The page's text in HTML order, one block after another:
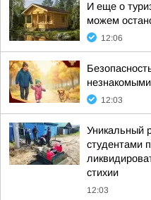
И еще о
можем
12:06
12:03
Уникальный
студентами
стихии
12:03